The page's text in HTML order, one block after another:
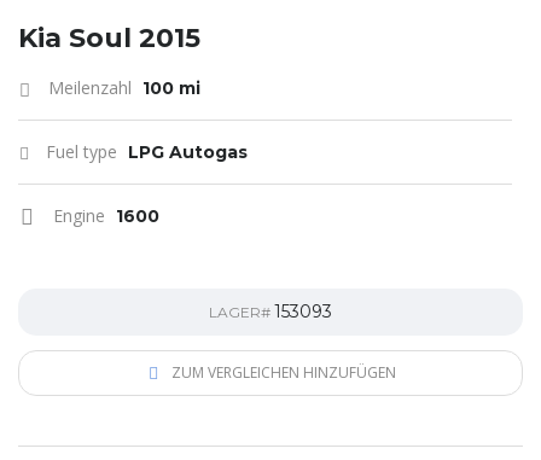
Kia Soul 2015
Meilenzahl 100 mi
Fuel type LPG Autogas
Engine 1600
LAGER# 153093
ZUM VERGLEICHEN HINZUFÜGEN